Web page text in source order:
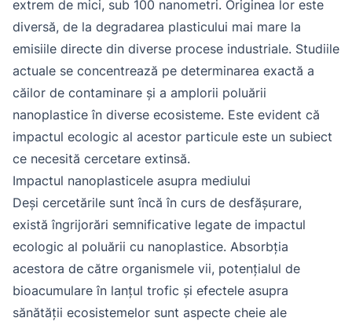
extrem de mici, sub 100 nanometri. Originea lor este
diversă, de la degradarea plasticului mai mare la
emisiile directe din diverse procese industriale. Studiile
actuale se concentrează pe determinarea exactă a
căilor de contaminare și a amplorii poluării
nanoplastice în diverse ecosisteme. Este evident că
impactul ecologic al acestor particule este un subiect
ce necesită cercetare extinsă.
Impactul nanoplasticele asupra mediului
Deși cercetările sunt încă în curs de desfășurare,
există îngrijorări semnificative legate de impactul
ecologic al poluării cu nanoplastice. Absorbția
acestora de către organismele vii, potențialul de
bioacumulare în lanțul trofic și efectele asupra
sănătății ecosistemelor sunt aspecte cheie ale